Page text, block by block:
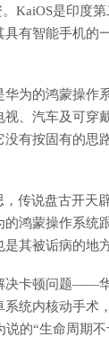
KaiOS是印度
具有智能手机的
华为的鸿蒙操作
、汽车及可穿
没有按固有的思
，传说盘古开天
鸿蒙操作系统
其被诟病的地方
决卡顿问题——
系统内核动手术
说的“生命周期